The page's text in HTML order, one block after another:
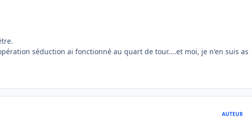
séduction ai fonctionné au quart de tour....et moi, je n'en suis as
AUTEUR